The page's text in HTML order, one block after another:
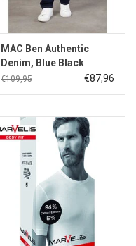
MAC Ben Authentic
Denim, Blue Black
€109,95 €87,96